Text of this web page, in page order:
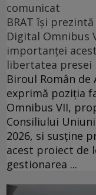
comunicat
BRAT își
Digital Omnibus
importanței
libertatea presei
Biroul Român de
exprimă poziția
Omnibus VII,
Consiliului
2026, si susține
acest proiect de
gestionarea ...